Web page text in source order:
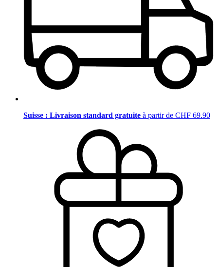
Suisse : Livraison standard gratuite à partir de CHF 69.90